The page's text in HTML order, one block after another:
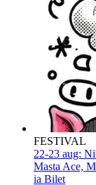
FESTIVAL
22-23 aug:
Masta Ace,
ia Bilet